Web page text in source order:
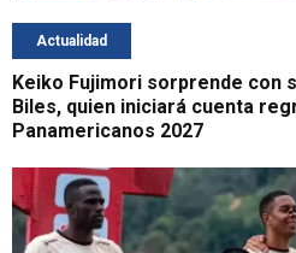
Actualidad
Keiko Fujimori sorprende con
Biles, quien iniciará cuenta
Panamericanos 2027